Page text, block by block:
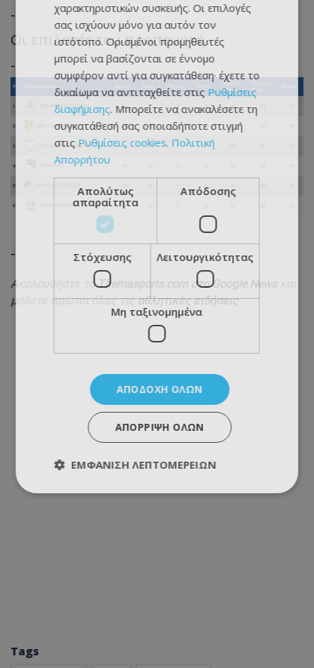
-
Οι επιλογές του προπονητή
-
-
Ακολουθήστε τοThemasports.com στο Google News
μάθετε πρώτοι όλες τιςαθλητικές ειδήσεις
Tags
χαρακτηριστικών συσκευής. Οι επιλογές
σας ισχύουν μόνο για αυτόν τον
ιστότοπο. Ορισμένοι προμηθευτές
μπορεί να βασίζονται σε έννομο
συμφέρον αντί για συγκατάθεση· έχετε το
δικαίωμα να αντιταχθείτε στις Ρυθμίσεις
διαφήμισης. Μπορείτε να ανακαλέσετε τη
συγκατάθεσή σας οποιαδήποτε στιγμή
στις Ρυθμίσεις cookies. Πολιτική
Απορρήτου
Απολύτως
απαραίτητα
Απόδοσης
Στόχευσης Λειτουργικότητας
Μη ταξινομημένα
ΑΠΟΔΟΧΉ ΌΛΩΝ
ΑΠΌΡΡΙΨΗ ΌΛΩΝ
ΕΜΦΆΝΙΣΗ ΛΕΠΤΟΜΕΡΕΙΏΝ